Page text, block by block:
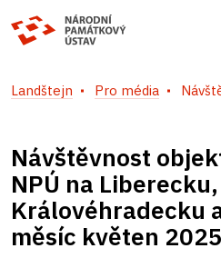
Landštejn Pro média
Návštěvnost
NPÚ na Liberecku,
Královéhradecku
měsíc květen 2025